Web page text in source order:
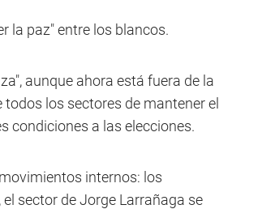
la paz" entre los blancos.
aunque ahora está fuera de la
los sectores de mantener el
condiciones a las elecciones.
internos: los
sector de Jorge Larrañaga se